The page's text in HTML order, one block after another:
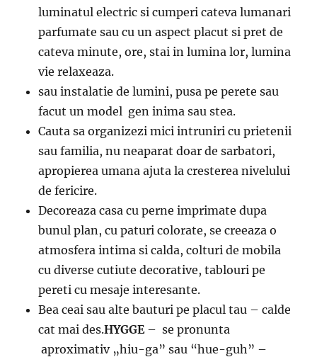
luminatul electric si cumperi cateva lumanari
parfumate sau cu un aspect placut si pret de
cateva minute, ore, stai in lumina lor, lumina
vie relaxeaza.
sau instalatie de lumini, pusa pe perete sau
facut un model gen inima sau stea.
Cauta sa organizezi mici intruniri cu prietenii
sau familia, nu neaparat doar de sarbatori,
apropierea umana ajuta la cresterea nivelului
de fericire.
Decoreaza casa cu perne imprimate dupa
bunul plan, cu paturi colorate, se creeaza o
atmosfera intima si calda, colturi de mobila
cu diverse cutiute decorative, tablouri pe
pereti cu mesaje interesante.
Bea ceai sau alte bauturi pe placul tau – calde
cat mai des.HYGGE– se pronunta
aproximativ „hiu-ga” sau “hue-guh” –